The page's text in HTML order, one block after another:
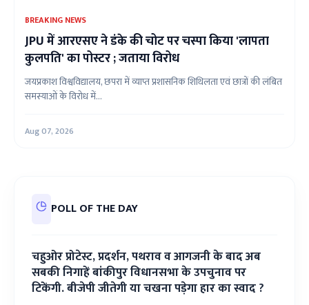
BREAKING NEWS
JPU में आरएसए ने डंके की चोट पर चस्पा किया 'लापता
कुलपति' का पोस्टर ; जताया विरोध
जयप्रकाश विश्वविद्यालय, छपरा में व्याप्त प्रशासनिक शिथिलता एवं छात्रों की लंबित
समस्याओं के विरोध में...
Aug 07, 2026
POLL OF THE DAY
चहुओर प्रोटेस्ट, प्रदर्शन, पथराव व आगजनी के बाद अब
सबकी निगाहें बांकीपुर विधानसभा के उपचुनाव पर
टिकेंगी. बीजेपी जीतेगी या चखना पड़ेगा हार का स्वाद ?